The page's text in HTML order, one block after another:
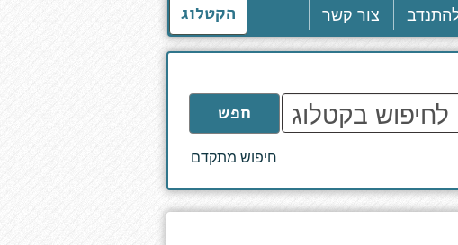
צור קשר הקטלוג
חפש
חיפוש מתקדם